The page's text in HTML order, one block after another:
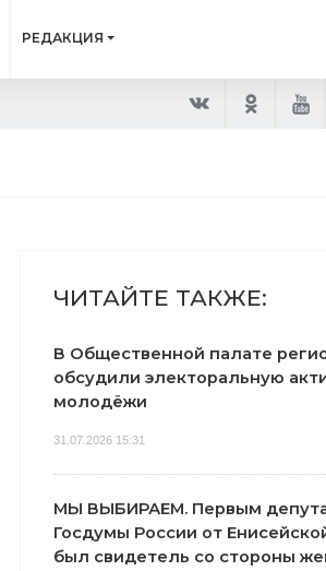
РЕДАКЦИЯ
ЧИТАЙТЕ ТАКЖЕ:
В Общественной палате
обсудили электоральную
молодёжи
31.07.2026 15:31
МЫ ВЫБИРАЕМ. Первым
Госдумы России от
был свидетель со стороны